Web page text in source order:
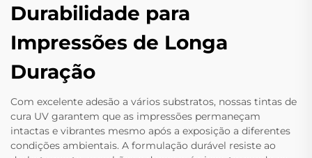
Durabilidade para
Impressões de Longa
Duração
Com excelente adesão a vários substratos, nossas tintas de
cura UV garantem que as impressões permaneçam
intactas e vibrantes mesmo após a exposição a diferentes
condições ambientais. A formulação durável resiste ao